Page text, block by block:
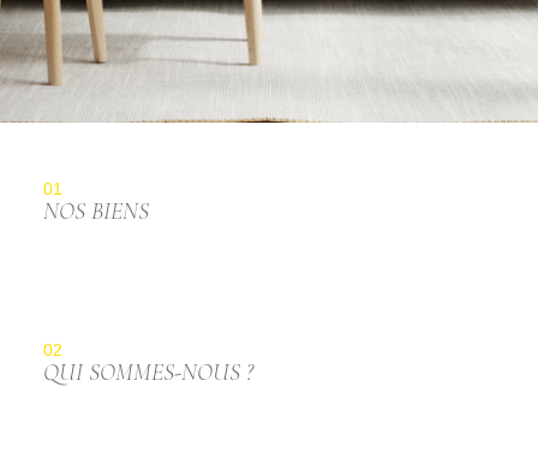
01
NOS BIENS
02
QUI SOMMES-NOUS ?